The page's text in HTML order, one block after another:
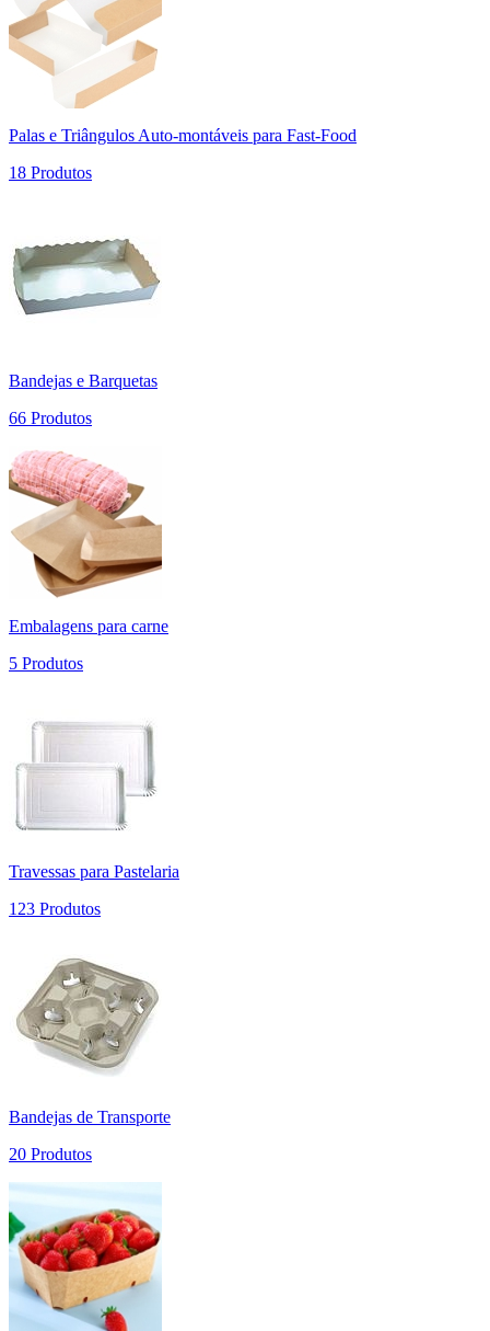
Palas e Triângulos Auto-montáveis para Fast-Food
18 Produtos
Bandejas e Barquetas
66 Produtos
Embalagens para carne
5 Produtos
Travessas para Pastelaria
123 Produtos
Bandejas de Transporte
20 Produtos